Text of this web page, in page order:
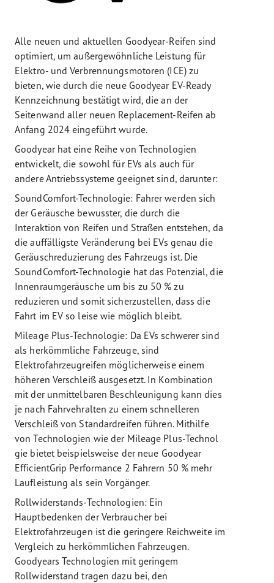
Alle neuen und aktuellen Goodyear-Reifen sind
optimiert, um außergewöhnliche Leistung für
Elektro- und Verbrennungsmotoren (ICE) zu
bieten, wie durch die neue Goodyear EV-Ready
Kennzeichnung bestätigt wird, die an der
Seitenwand aller neuen Replacement-Reifen ab
Anfang 2024 eingeführt wurde.
Goodyear hat eine Reihe von Technologien
entwickelt, die sowohl für EVs als auch für
andere Antriebssysteme geeignet sind, darunter:
SoundComfort-Technologie: Fahrer werden sich
der Geräusche bewusster, die durch die
Interaktion von Reifen und Straßen entstehen, da
die auffälligste Veränderung bei EVs genau die
Geräuschreduzierung des Fahrzeugs ist. Die
SoundComfort-Technologie hat das Potenzial, die
Innenraumgeräusche um bis zu 50 % zu
reduzieren und somit sicherzustellen, dass die
Fahrt im EV so leise wie möglich bleibt.
Mileage Plus-Technologie: Da EVs schwerer sind
als herkömmliche Fahrzeuge, sind
Elektrofahrzeugreifen möglicherweise einem
höheren Verschleiß ausgesetzt. In Kombination
mit der unmittelbaren Beschleunigung kann dies
je nach Fahrvehralten zu einem schnelleren
Verschleiß von Standardreifen führen. Mithilfe
von Technologien wie der Mileage Plus-Technol
gie bietet beispielsweise der neue Goodyear
EfficientGrip Performance 2 Fahrern 50 % mehr
Laufleistung als sein Vorgänger.
Rollwiderstands-Technologien: Ein
Hauptbedenken der Verbraucher bei
Elektrofahrzeugen ist die geringere Reichweite im
Vergleich zu herkömmlichen Fahrzeugen.
Goodyears Technologien mit geringem
Rollwiderstand tragen dazu bei, den